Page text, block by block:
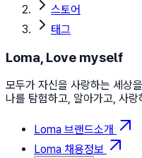
스토어
태그
Loma, Love myself
모두가 자신을 사랑하는 세상
나를 탐험하고, 알아가고, 사랑
Loma 브랜드소개
Loma 채용정보